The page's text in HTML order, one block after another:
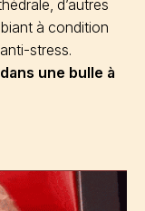
d’autres
à condition
stress.
une bulle à